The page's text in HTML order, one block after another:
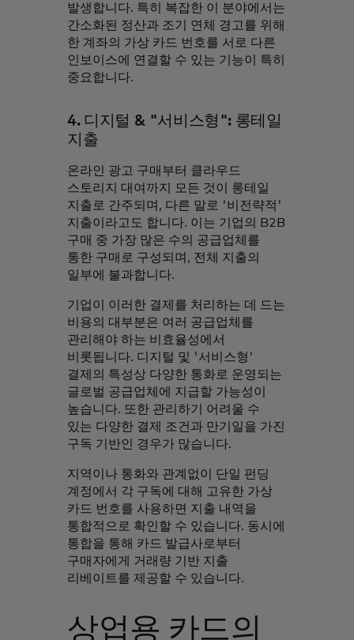
발생합니다. 특히 복잡한 이 분야에서는
간소화된 정산과 조기 연체 경고를 위해
한 계좌의 가상 카드 번호를 서로 다른
인보이스에 연결할 수 있는 기능이 특히
중요합니다.
4. 디지털 & "서비스형": 롱테일
지출
온라인 광고 구매부터 클라우드
스토리지 대여까지 모든 것이 롱테일
지출로 간주되며, 다른 말로 '비전략적'
지출이라고도 합니다. 이는 기업의 B2B
구매 중 가장 많은 수의 공급업체를
통한 구매로 구성되며, 전체 지출의
일부에 불과합니다.
기업이 이러한 결제를 처리하는 데 드는
비용의 대부분은 여러 공급업체를
관리해야 하는 비효율성에서
비롯됩니다. 디지털 및 '서비스형'
결제의 특성상 다양한 통화로 운영되는
글로벌 공급업체에 지급할 가능성이
높습니다. 또한 관리하기 어려울 수
있는 다양한 결제 조건과 만기일을 가진
구독 기반인 경우가 많습니다.
지역이나 통화와 관계없이 단일 펀딩
계정에서 각 구독에 대해 고유한 가상
카드 번호를 사용하면 지출 내역을
통합적으로 확인할 수 있습니다. 동시에
통합을 통해 카드 발급사로부터
구매자에게 거래량 기반 지출
리베이트를 제공할 수 있습니다.
상업용 카드의